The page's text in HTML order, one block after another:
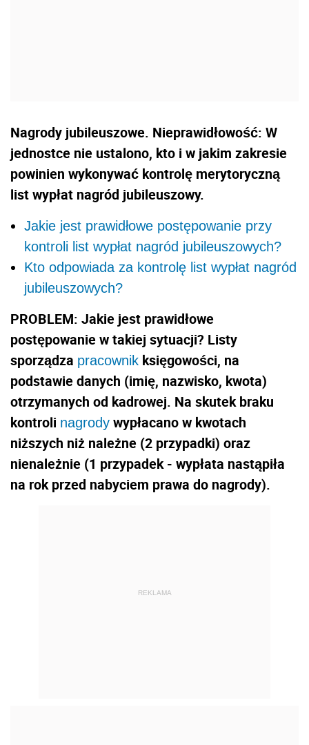
Nagrody jubileuszowe. Nieprawidłowość: W
jednostce nie ustalono, kto i w jakim zakresie
powinien wykonywać kontrolę merytoryczną
list wypłat nagród jubileuszowy.
Jakie jest prawidłowe postępowanie przy
kontroli list wypłat nagród jubileuszowych?
Kto odpowiada za kontrolę list wypłat nagród
jubileuszowych?
PROBLEM: Jakie jest prawidłowe
postępowanie w takiej sytuacji? Listy
sporządza pracownik księgowości, na
podstawie danych (imię, nazwisko, kwota)
otrzymanych od kadrowej. Na skutek braku
kontroli nagrody wypłacano w kwotach
niższych niż należne (2 przypadki) oraz
nienależnie (1 przypadek - wypłata nastąpiła
na rok przed nabyciem prawa do nagrody).
REKLAMA